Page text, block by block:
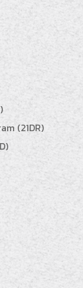
(21DR)